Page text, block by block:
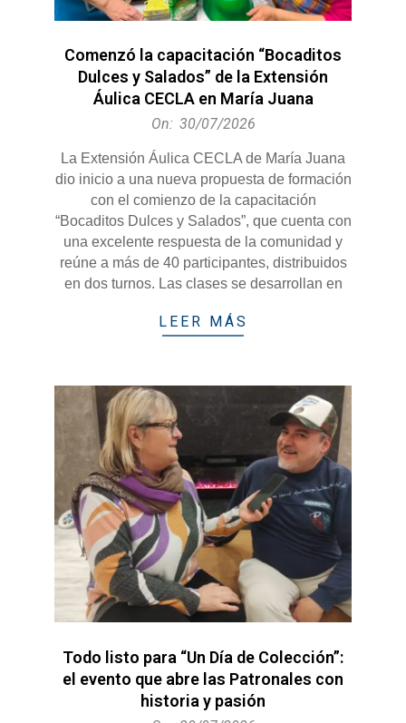
Comenzó la capacitación “Bocaditos
Dulces y Salados” de la Extensión
Áulica CECLA en María Juana
30
On: 30/07/2026
La Extensión Áulica CECLA de María Juana
dio inicio a una nueva propuesta de formación
con el comienzo de la capacitación
“Bocaditos Dulces y Salados”, que cuenta con
una excelente respuesta de la comunidad y
reúne a más de 40 participantes, distribuidos
en dos turnos. Las clases se desarrollan en
LEER MÁS
Todo listo para “Un Día de Colección”:
el evento que abre las Patronales con
historia y pasión